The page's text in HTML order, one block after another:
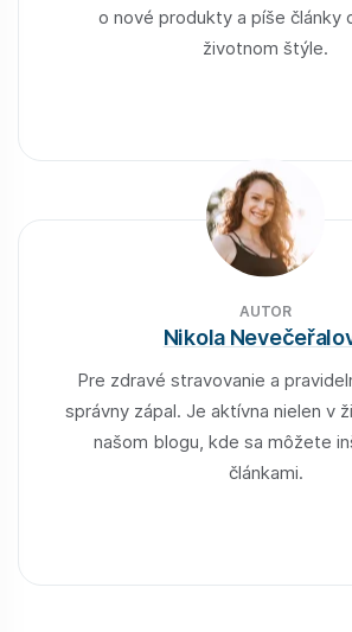
o nové produkty a píše články
životnom štýle.
AUTOR
Nikola
Pre zdravé stravovanie a
správny zápal. Je aktívna nielen v
našom blogu, kde sa môžete
článkami.